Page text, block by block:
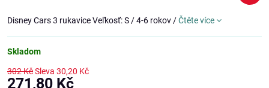
Disney Cars 3 rukavice Veľkosť: S / 4-6 rokov /Čtěte více
Skladom
302 KčSleva 30,20 Kč
271,80 Kč